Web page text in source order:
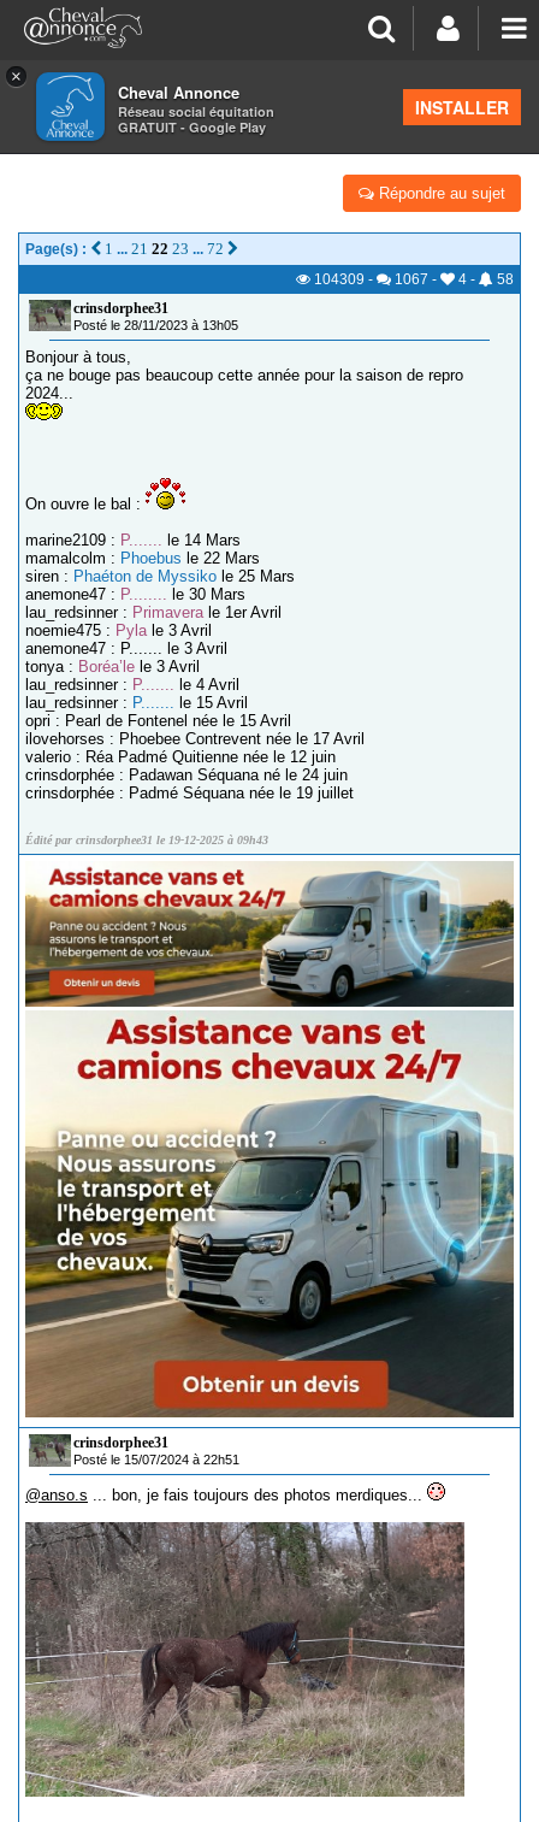
×
Cheval Annonce
Réseau social équitation
GRATUIT - Google Play
INSTALLER
>Élevage de chevaux
REPRO 2024 ? POULAINS 'P' - SEVRAGES ?
Répondre au sujet
Page(s) : 1 ... 21 22 23 ... 72
104309 - 1067 - 4 -
58
crinsdorphee31
Posté le 28/11/2023 à 13h05
Bonjour à tous,
ça ne bouge pas beaucoup cette année pour la saison de repro
2024...
On ouvre le bal :
marine2109 : P....... le 14 Mars
mamalcolm : Phoebus le 22 Mars
siren : Phaéton de Myssiko le 25 Mars
anemone47 : P........ le 30 Mars
lau_redsinner : Primaverale 1er Avril
noemie475 : Pylale 3 Avril
anemone47 : P....... le 3 Avril
tonya : Boréa’le le 3 Avril
lau_redsinner : P....... le 4 Avril
lau_redsinner : P....... le 15 Avril
opri : Pearl de Fontenel née le 15 Avril
ilovehorses : Phoebee Contrevent née le 17 Avril
valerio : Réa Padmé Quitienne née le 12 juin
crinsdorphée : Padawan Séquana né le 24 juin
crinsdorphée : Padmé Séquana née le 19 juillet
Édité par crinsdorphee31 le 19-12-2025 à 09h43
crinsdorphee31
Posté le 15/07/2024 à 22h51
@anso.s ... bon, je fais toujours des photos merdiques...